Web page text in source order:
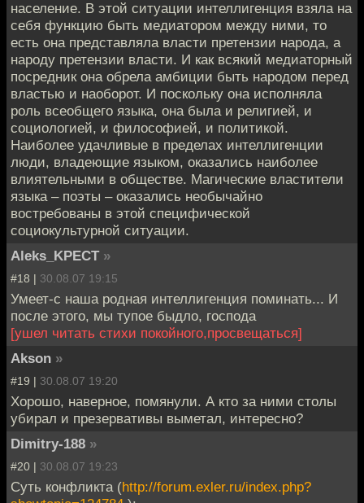
население. В этой ситуации интеллигенция взяла на
себя функцию быть медиатором между ними, то
есть она представляла власти претензии народа, а
народу претензии власти. И как всякий медиаторный
посредник она обрела амбиции быть народом перед
властью и наоборот. И поскольку она исполняла
роль всеобщего языка, она была и религией, и
социологией, и философией, и политикой.
Наиболее удачливые в пределах интеллигенции
люди, владеющие языком, оказались наиболее
влиятельными в обществе. Магические властители
языка – поэты – оказались необычайно
востребованы в этой специфической
социокультурной ситуации.
Aleks_KPECT »
#18 | 30.08.07 19:15
Умеет-с наша родная интеллигенция поминать... И
после этого, мы тупое быдло, господа
[ушел читать стихи покойного,просвещаться]
Akson »
#19 | 30.08.07 19:20
Хорошо, наверное, помянули. А кто за ними столы
убирал и презервативы выметал, интересно?
Dimitry-188 »
#20 | 30.08.07 19:23
Суть конфликта (http://forum.exler.ru/index.php?